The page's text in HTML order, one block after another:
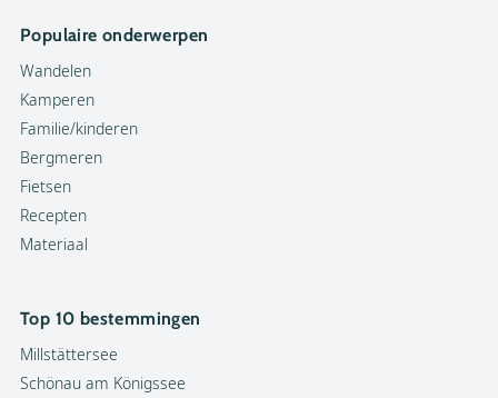
Populaire onderwerpen
Wandelen
Kamperen
Familie/kinderen
Bergmeren
Fietsen
Recepten
Materiaal
Top 10 bestemmingen
Millstättersee
Schönau am Königssee